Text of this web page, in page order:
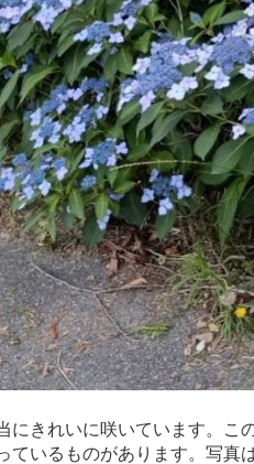
きれいに咲いています。こ
ているものがあります。写真